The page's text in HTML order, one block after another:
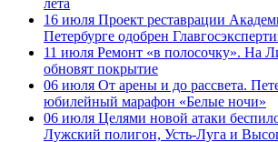
лета
16 июля Проект реставрации
Петербурге одобрен
11 июля Ремонт «в полосочку». На
обновят покрытие
06 июля От арены и до рассвета.
юбилейный марафон «Белые ночи»
06 июля Целями новой атаки
Лужский полигон, Усть-Луга и